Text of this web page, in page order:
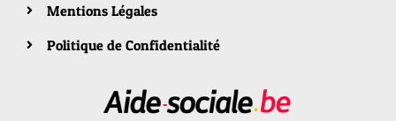
Mentions Légales
Politique de Confidentialité